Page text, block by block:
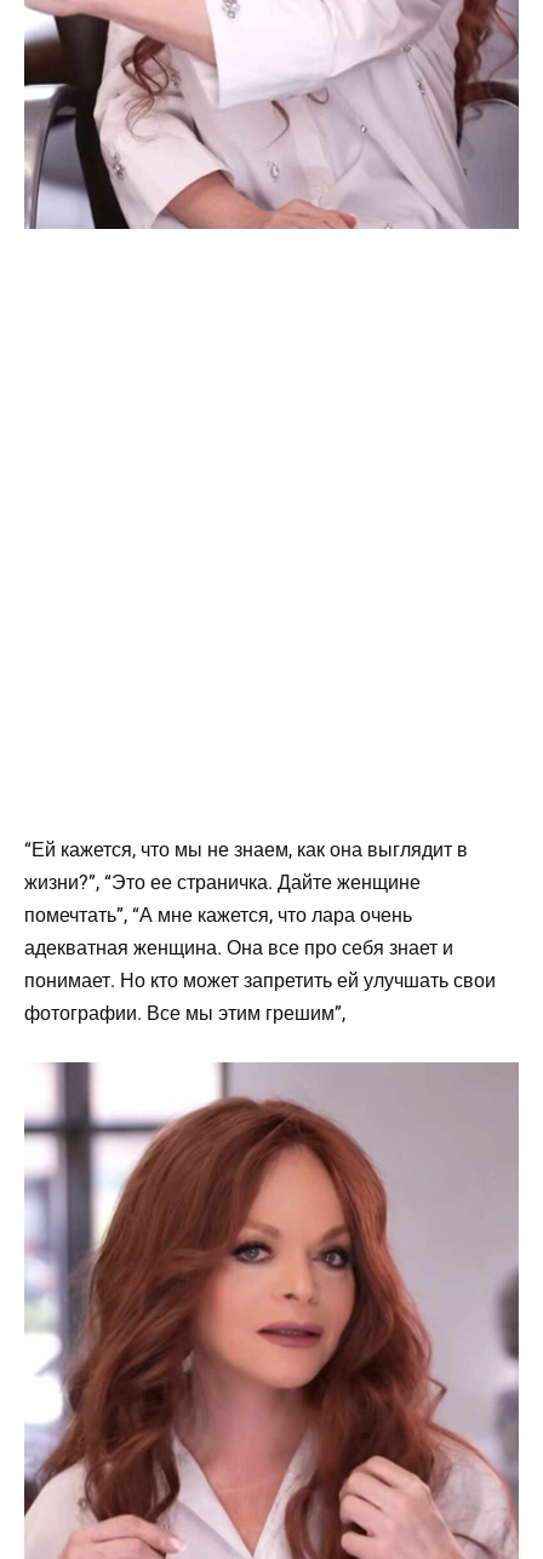
“Ей кажется, что мы не знаем, как она выглядит в
жизни?”, “Это ее страничка. Дайте женщине
помечтать”, “А мне кажется, что лара очень
адекватная женщина. Она все про себя знает и
понимает. Но кто может запретить ей улучшать свои
фотографии. Все мы этим грешим”,